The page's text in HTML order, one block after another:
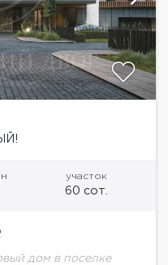
участок
60 сот.
дом в поселке